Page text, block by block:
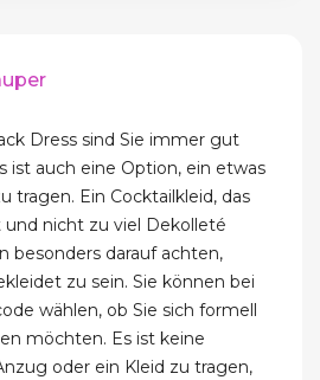
Dress sind Sie immer gut
ist auch eine Option, ein etwas
tragen. Ein Cocktailkleid, das
und nicht zu viel Dekolleté
besonders darauf achten,
zu sein. Sie können bei
wählen, ob Sie sich formell
möchten. Es ist keine
oder ein Kleid zu tragen,